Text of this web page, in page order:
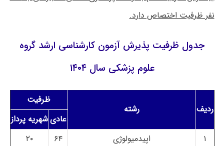
نفر ظرفیت اختصاص دارد.
جدول ظرفیت پذیرش آزمون کارشناسی ارشد گروه
علوم پزشکی سال ۱۴۰۴
ردیف رشته
ظرفیت
عادیشهریه پرداز
۱
اپیدمیولوژی ۶۴
۲۰